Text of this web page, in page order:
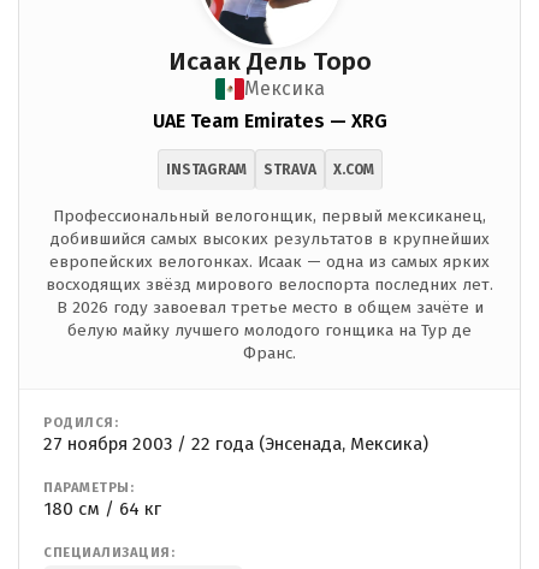
Исаак Дель Торо
Мексика
UAE Team Emirates — XRG
INSTAGRAM STRAVA X.COM
Профессиональный велогонщик, первый мексиканец,
добившийся самых высоких результатов в крупнейших
европейских велогонках. Исаак — одна из самых ярких
восходящих звёзд мирового велоспорта последних лет.
В 2026 году завоевал третье место в общем зачёте и
белую майку лучшего молодого гонщика на Тур де
Франс.
РОДИЛСЯ:
27 ноября 2003 / 22 года (Энсенада, Мексика)
ПАРАМЕТРЫ:
180 см / 64 кг
СПЕЦИАЛИЗАЦИЯ: